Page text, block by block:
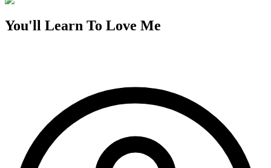
You'll Learn To Love Me